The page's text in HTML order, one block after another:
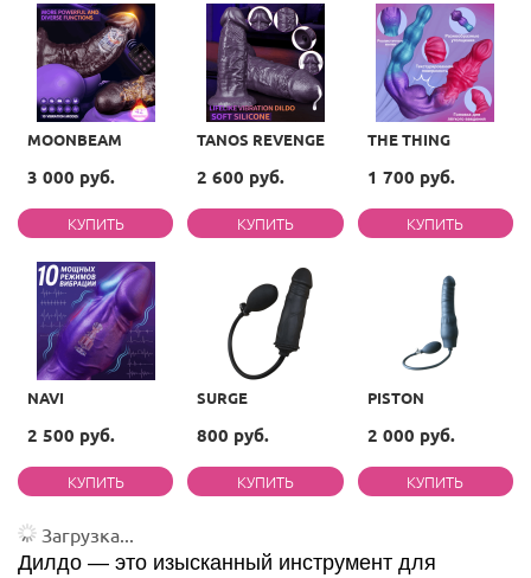
MOONBEAM
3 000 руб.
TANOS REVENGE
2 600 руб.
THE THING
1 700 руб.
NAVI
2 500 руб.
SURGE
800 руб.
PISTON
2 000 руб.
Загрузка...
Дилдо — это изысканный инструмент для